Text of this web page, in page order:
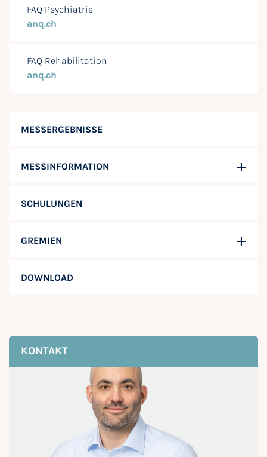
MESSERGEBNISSE
MESSINFORMATION
SCHULUNGEN
GREMIEN
DOWNLOAD
KONTAKT
FAQ Psychiatrie
anq.ch
FAQ Rehabilitation
anq.ch